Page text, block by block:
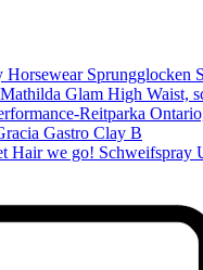
Horsewear Sprungglocken
Glam High Waist,
Reitparka
Gastro Clay B
Hair we go! Schweifspray